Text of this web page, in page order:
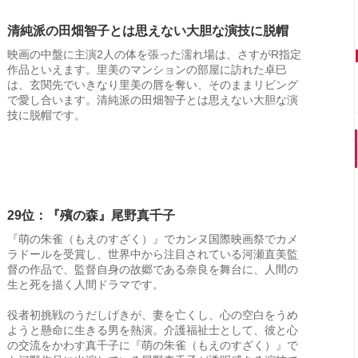
清純派の田畑智子とは思えない大胆な演技に脱帽
映画の中盤に主演2人の体を張った濡れ場は、さすがR指定
作品といえます。里美のマンションの部屋に訪れた卓巳
は、玄関先でいきなり里美の唇を奪い、そのままリビング
で愛し合います。清純派の田畑智子とは思えない大胆な演
技に脱帽です。
29位：『殯の森』尾野真千子
『萌の朱雀（もえのすざく）』でカンヌ国際映画祭でカメ
ラドールを受賞し、世界中から注目されている河瀬直美監
督の作品で、監督自身の故郷である奈良を舞台に、人間の
生と死を描く人間ドラマです。
役者初挑戦のうだしげきが、妻を亡くし、心の空白をうめ
ようと懸命に生きる男を熱演。介護福祉士として、彼と心
の交流をかわす真千子に『萌の朱雀（もえのすざく）』で